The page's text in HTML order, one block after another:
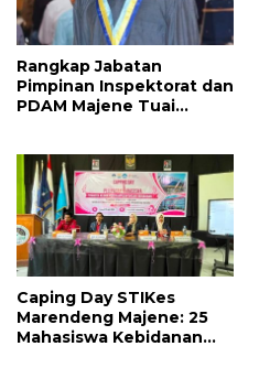
Rangkap Jabatan
Pimpinan Inspektorat dan
PDAM Majene Tuai
Independensi
Pengawasan
Caping Day STIKes
Marendeng Majene: 25
Mahasiswa Kebidanan